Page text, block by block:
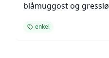
blåmuggost og
enkel